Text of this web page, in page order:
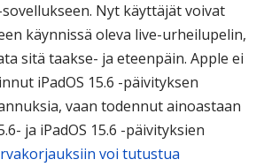
Nyt käyttäjät voivat
käynnissä oleva live-urheilupelin,
sitä taakse- ja eteenpäin. Apple ei
iPadOS 15.6 -päivityksen
vaan todennut ainoastaan
ja iPadOS 15.6 -päivityksien
voi tutustua